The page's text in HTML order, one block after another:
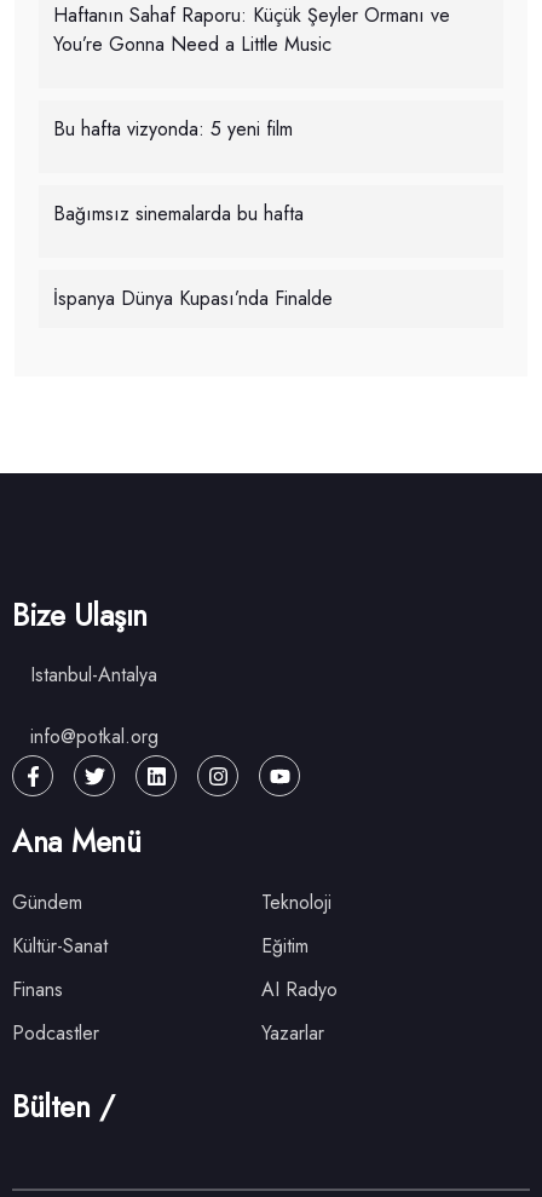
Haftanın Sahaf Raporu: Küçük Şeyler Ormanı ve
You’re Gonna Need a Little Music
Bu hafta vizyonda: 5 yeni film
Bağımsız sinemalarda bu hafta
İspanya Dünya Kupası’nda Finalde
Bize Ulaşın
Istanbul-Antalya
info@potkal.org
Ana Menü
Gündem
Teknoloji
Kültür-Sanat
Eğitim
Finans
AI Radyo
Podcastler
Yazarlar
Bülten /